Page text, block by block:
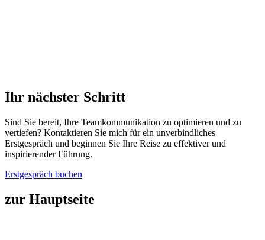
Ihr nächster Schritt
Sind Sie bereit, Ihre Teamkommunikation zu optimieren und zu
vertiefen? Kontaktieren Sie mich für ein unverbindliches
Erstgespräch und beginnen Sie Ihre Reise zu effektiver und
inspirierender Führung.
Erstgespräch buchen
zur Hauptseite